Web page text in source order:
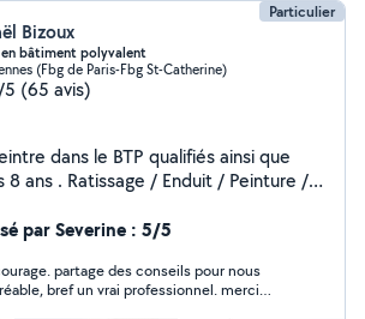
Particulier
Bizoux
bâtiment polyvalent
(Fbg de Paris-Fbg St-Catherine)
5 (65 avis)
dans le BTP qualifiés ainsi que
8 ans . Ratissage / Enduit / Peinture /
ET PROFESSIONNEL
par Severine : 5/5